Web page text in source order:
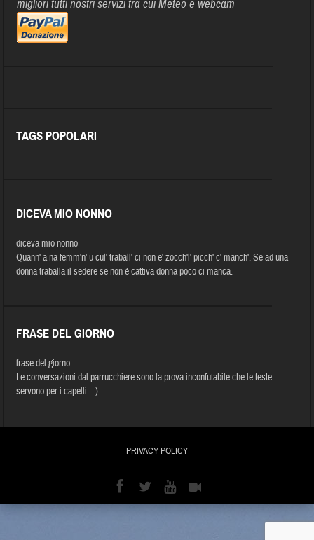
migliori tutti nostri servizi tra cui Meteo e webcam
TAGS POPOLARI
DICEVA MIO NONNO
diceva mio nonno
Quann' a na femm'n' u cul' traball' ci non e' zocch'l' picch' c' manch'. Se ad una
donna traballa il sedere se non è cattiva donna poco ci manca.
FRASE DEL GIORNO
frase del giorno
Le conversazioni dal parrucchiere sono la prova inconfutabile che le teste
servono per i capelli. : )
PRIVACY POLICY